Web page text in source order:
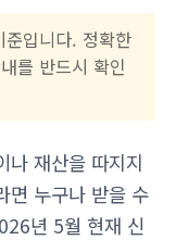
입니다. 정확한
를 반드시 확인
나 재산을 따지지
면 누구나 받을 수
년 5월 현재 신